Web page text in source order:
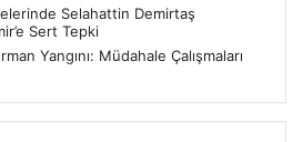
Selahattin Demirtaş
Sert Tepki
Yangını: Müdahale Çalışmaları